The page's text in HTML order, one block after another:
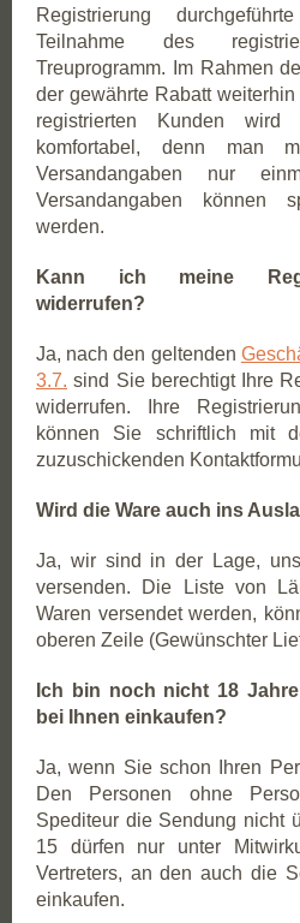
Registrierung
Teilnahme des
Treuprogramm. Im Rahmen
der gewährte Rabatt
registrierten Kunden wird
komfortabel, denn man
Versandangaben nur
Versandangaben können
werden.
Kann ich meine
widerrufen?
Ja, nach den geltenden
3.7. sind Sie berechtigt Ihre
widerrufen. Ihre
können Sie schriftlich mit
zuzuschickenden
Wird die Ware auch ins
Ja, wir sind in der Lage,
versenden. Die Liste von
Waren versendet werden,
oberen Zeile (Gewünschter
Ich bin noch nicht 18
bei Ihnen einkaufen?
Ja, wenn Sie schon Ihren
Den Personen ohne
Spediteur die Sendung nicht
15 dürfen nur unter
Vertreters, an den auch die
einkaufen.